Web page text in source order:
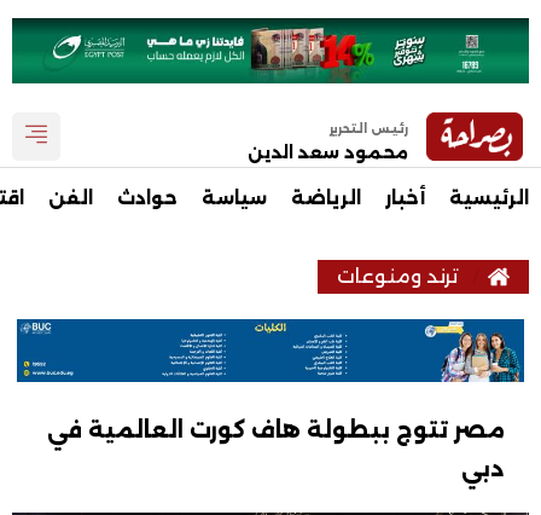
رئيس التحرير
محمود سعد الدين
الرئيسية أخبار الرياضة سياسة حوادث الفن
ترند ومنوعات
مصر تتوج ببطولة هاف كورت العالمية في
دبي